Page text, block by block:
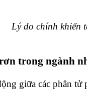
Lý do chính khiến
trong ngành
giữa các phân